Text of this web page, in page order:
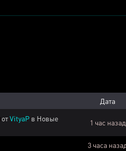
Дата
отVityaP в Новые
1 час назад
3 часа